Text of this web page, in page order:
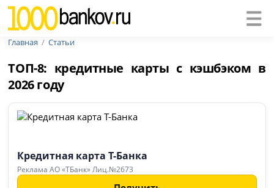
Главная Статьи
ТОП-8: кредитные карты с кэшбэком в
2026 году
Кредитная карта Т-Банка
Реклама АО «ТБанк» Лиц.№2673